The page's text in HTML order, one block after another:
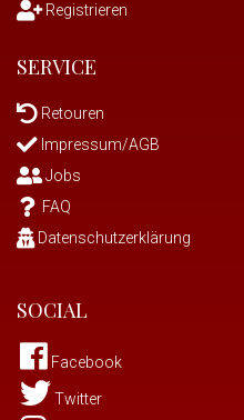
Registrieren
SERVICE
Retouren
Impressum/AGB
Jobs
FAQ
Datenschutzerklärung
SOCIAL
Facebook
Twitter